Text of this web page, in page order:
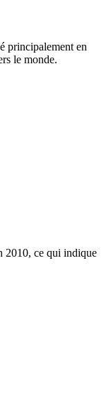
principalement en
le monde.
2010, ce qui indique